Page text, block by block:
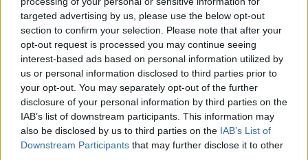
targeted advertising by us, please use the below opt-out
section to confirm your selection. Please note that after your
opt-out request is processed you may continue seeing
interest-based ads based on personal information utilized by
us or personal information disclosed to third parties prior to
your opt-out. You may separately opt-out of the further
disclosure of your personal information by third parties on the
IAB’s list of downstream participants. This information may
also be disclosed by us to third parties on the IAB’s List of
Downstream Participants that may further disclose it to other
Ιατρικός Σύλλογος (ΠΙΣ), τιμώντας τη σημερινή
μέρα που είναι αφιερωμένη στη μνήμη της
Φλόρενς Ναϊτινγκέιλ.
Υπό το φετινό διεθνές μήνυμα «Οι Νοσηλευτές
μας. Το μέλλον μας. Οι ενδυναμωμένοι
νοσηλευτές σώζουν ζωές», ο ΠΙΣ εκπέμπει
ηχηρό μήνυμα συμπόρευσης: